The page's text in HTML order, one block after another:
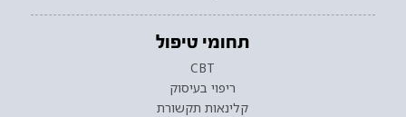
תחומי טיפול
CBT
ריפוי בעיסוק
קלינאות תקשורת